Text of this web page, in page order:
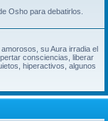
Osho para debatirlos.
su Aura irradia el
consciencias, liberar
hiperactivos, algunos